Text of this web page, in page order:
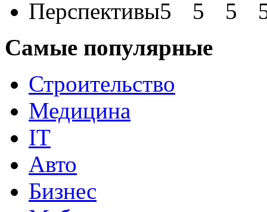
Перспективы
Самые популярные
Строительство
Медицина
IT
Авто
Бизнес